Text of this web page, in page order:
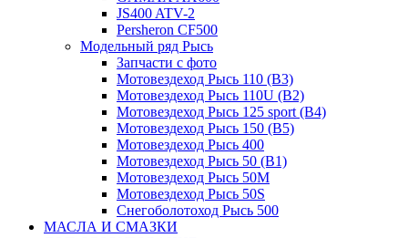
JS400 ATV-2
Persheron CF500
Модельный ряд Рысь
Запчасти с фото
Мотовездеход Рысь 110 (B3)
Мотовездеход Рысь 110U (B2)
Мотовездеход Рысь 125 sport (B4)
Мотовездеход Рысь 150 (B5)
Мотовездеход Рысь 400
Мотовездеход Рысь 50 (B1)
Мотовездеход Рысь 50M
Мотовездеход Рысь 50S
Снегоболотоход Рысь 500
МАСЛА И СМАЗКИ